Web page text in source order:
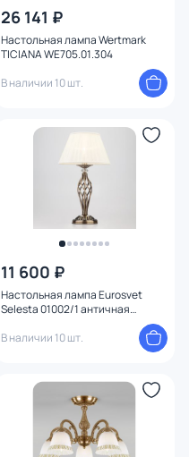
26 141 ₽
Настольная лампа Wertmark
TICIANA WE705.01.304
В наличии 10 шт.
11 600 ₽
Настольная лампа Eurosvet
Selesta 01002/1 античная
В наличии 10 шт.